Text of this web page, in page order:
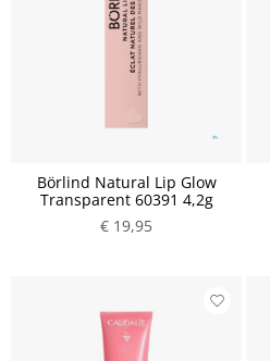
Börlind Natural Lip Glow
Transparent 60391 4,2g
€ 19,95